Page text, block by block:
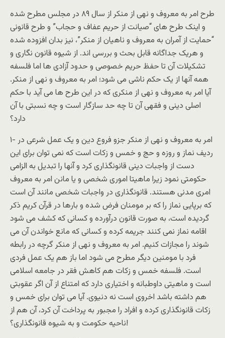
طرح امر به معروف و نهی از منکر از سال ۸۹ در مجلس مطرح شده
و اينک طرح های “صيانت از حريم عفاف و حجاب” و طرح قانونی
“حمايت از آمران به معروف و ناهيان از منکر”، نيز بدان افزوده شده
و هريک جداگانه قابل بحث و بررسی اند. از شيوه قانون نگاری و
تشکيلات آن تا حفظ حريم خصوصی و حدود آزادی ها اما فلسفه
همه آنها از يک حکم ناشی می شود؛ امر به معروف و نهی از منکر.
آيا امر به معروف و نهی از منکری که در اين طرح ها می آيد با حکم
اصلی دينی و فقهی آن تا چه حد سازگار است و چه نسبتی با آن
دارد؟
۱- امر به معروف و نهی از منکر جزو فروع دين و يک عمل شرعی در
رديف نماز و روزه و حج و خمس و زکات است که نمی توان برای اين
دست از واجبات دينی قانونگذاری کرد و آنها را تبديل به الزامی
حکومتی نمود زيرا ماهيتا اموری شخصی و يا مانن امر به معروف
امری مدنی هستند. قانونگذاری در واجبات شخصی مانند آن است
که برپايی نماز را که بر مومنان فرض شده و بارها در قرآن کريم ذکر
گرديده است، به صورت قانون درآورده و کسانی که کشف می شود
اقامه نماز نمی کنند جريمه کرده و کسانی که مانع خواندن آن می
شوند را مجازات کنيم. امر به معروف و نهی از منکر گرچه در رابطه
فرد با مومنين ديگر مطرح می شود اما باز هم يک عمل فردی
است. فلسفه خمس و زکات هم کاهش فقر در جامعه اسلامی
است و ماهيتی داوطبانه و اختياری دارد که امتناع از آن اگر عقوبتی
هم داشته باشد اخروی است نه دنيوی. آيا می توان برای خمس و
زکات قانونگذاری کرده و افراد را مجبور به پرداخت آن کرد، آن هم از
ناحيه حکومت و به شيوه قانونگذاری؟!